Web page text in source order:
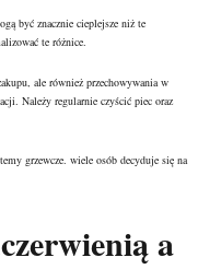
być znacznie cieplejsze niż te
te różnice.
ale również przechowywania w
Należy regularnie czyścić piec oraz
grzewcze. wiele osób decyduje się na
a